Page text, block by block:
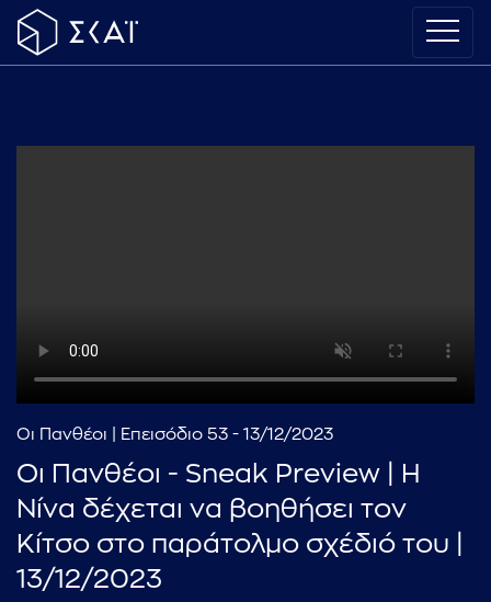
Οι Πανθέοι | Επεισόδιο 53 - 13/12/2023
Οι Πανθέοι - Sneak Preview | Η
Νίνα δέχεται να βοηθήσει τον
Κίτσο στο παράτολμο σχέδιό του |
13/12/2023